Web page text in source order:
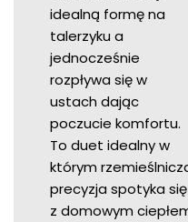
idealną formę na
talerzyku a
jednocześnie
rozpływa się w
ustach dając
poczucie komfortu.
To duet idealny w
którym
precyzja spotyka się
z domowym